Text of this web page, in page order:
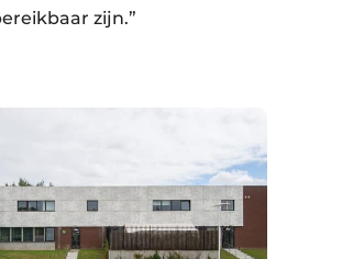
zijn.”